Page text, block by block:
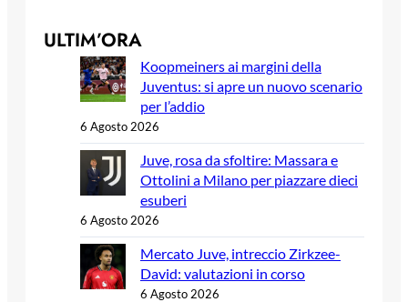
ULTIM’ORA
Koopmeiners ai margini della
Juventus: si apre un nuovo scenario
per l’addio
6 Agosto 2026
Juve, rosa da sfoltire: Massara e
Ottolini a Milano per piazzare dieci
esuberi
6 Agosto 2026
Mercato Juve, intreccio Zirkzee-
David: valutazioni in corso
6 Agosto 2026